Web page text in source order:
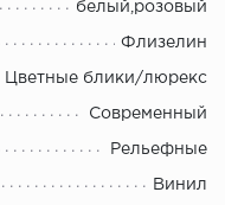
белый,розовый
Флизелин
Цветные блики/люрекс
Современный
Рельефные
Винил